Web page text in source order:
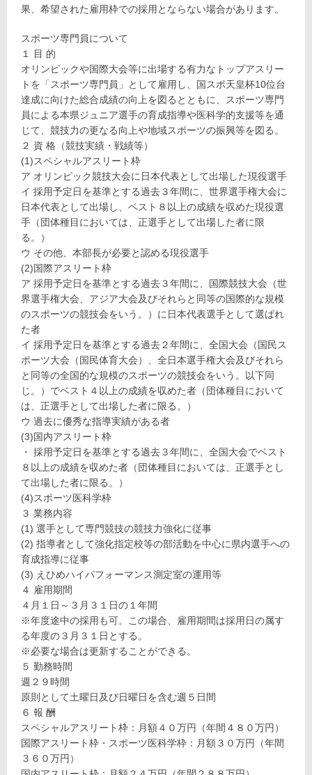
果、希望された雇用枠での採用とならない場合があります。
スポーツ専門員について
１ 目 的
オリンピックや国際大会等に出場する有力なトップアスリー
トを「スポーツ専門員」として雇用し、国スポ天皇杯10位台
達成に向けた総合成績の向上を図るとともに、スポーツ専門
員による本県ジュニア選手の育成指導や医科学的支援等を通
じて、競技力の更なる向上や地域スポーツの振興等を図る。
２ 資 格（競技実績・戦績等）
(1)スペシャルアスリート枠
ア オリンピック競技大会に日本代表として出場した現役選手
イ 採用予定日を基準とする過去３年間に、世界選手権大会に
日本代表として出場し、ベスト８以上の成績を収めた現役選
手（団体種目においては、正選手として出場した者に限
る。）
ウ その他、本部長が必要と認める現役選手
(2)国際アスリート枠
ア 採用予定日を基準とする過去３年間に、国際競技大会（世
界選手権大会、アジア大会及びそれらと同等の国際的な規模
のスポーツの競技会をいう。）に日本代表選手として選ばれ
た者
イ 採用予定日を基準とする過去２年間に、全国大会（国民ス
ポーツ大会（国民体育大会）、全日本選手権大会及びそれら
と同等の全国的な規模のスポーツの競技会をいう。以下同
じ。）でベスト４以上の成績を収めた者（団体種目において
は、正選手として出場した者に限る。）
ウ 過去に優秀な指導実績がある者
(3)国内アスリート枠
・ 採用予定日を基準とする過去３年間に、全国大会でベスト
８以上の成績を収めた者（団体種目においては、正選手とし
て出場した者に限る。）
(4)スポーツ医科学枠
３ 業務内容
(1) 選手として専門競技の競技力強化に従事
(2) 指導者として強化指定校等の部活動を中心に県内選手への
育成指導に従事
(3) えひめハイパフォーマンス測定室の運用等
４ 雇用期間
４月１日～３月３１日の１年間
※年度途中の採用も可。この場合、雇用期間は採用日の属す
る年度の３月３１日とする。
※必要な場合は更新することができる。
５ 勤務時間
週２９時間
原則として土曜日及び日曜日を含む週５日間
６ 報 酬
スペシャルアスリート枠：月額４０万円（年間４８０万円）
国際アスリート枠・スポーツ医科学枠：月額３０万円（年間
３６０万円）